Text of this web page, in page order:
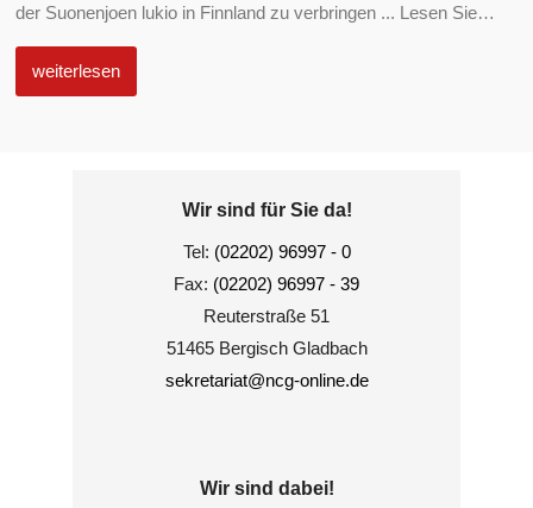
der Suonenjoen lukio in Finnland zu verbringen ... Lesen Sie…
weiterlesen
Wir sind für Sie da!
Tel: (02202) 96997 - 0
Fax: (02202) 96997 - 39
Reuterstraße 51
51465 Bergisch Gladbach
sekretariat@ncg-online.de
Wir sind dabei!